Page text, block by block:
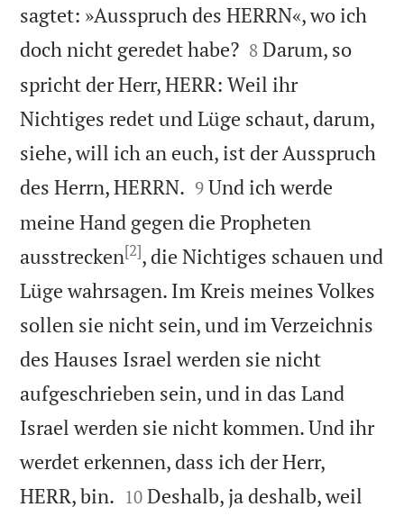
sagtet: »Ausspruch des HERRN«, wo ich
doch nicht geredet habe?
8 Darum, so
spricht der Herr, HERR: Weil ihr
Nichtiges redet und Lüge schaut, darum,
siehe, will ich an euch, ist der Ausspruch
des Herrn, HERRN. 

9 Und ich werde
meine Hand gegen die Propheten
ausstrecken[2], die Nichtiges schauen und
Lüge wahrsagen. Im Kreis meines Volkes
sollen sie nicht sein, und im Verzeichnis
des Hauses Israel werden sie nicht
aufgeschrieben sein, und in das Land
Israel werden sie nicht kommen. Und ihr
werdet erkennen, dass ich der Herr,
HERR, bin. 

10 Deshalb, ja deshalb, weil